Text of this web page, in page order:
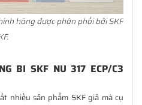
hãng được phân phối bởi SKF
BI SKF NU 317 ECP/C3
nhiều sản phẩm SKF giả mà cụ